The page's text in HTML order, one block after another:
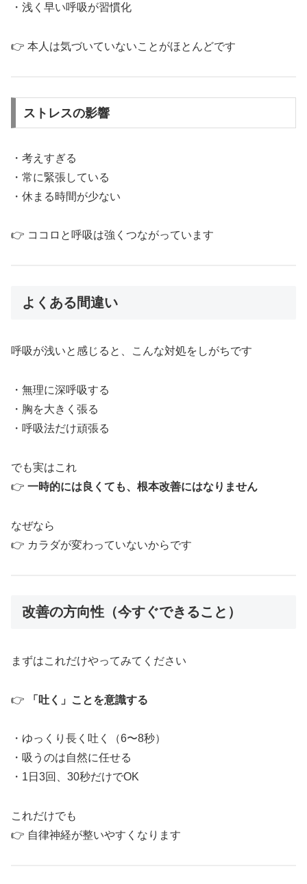
・浅く早い呼吸が習慣化
👉 本人は気づいていないことがほとんどです
ストレスの影響
・考えすぎる
・常に緊張している
・休まる時間が少ない
👉 ココロと呼吸は強くつながっています
よくある間違い
呼吸が浅いと感じると、こんな対処をしがちです
・無理に深呼吸する
・胸を大きく張る
・呼吸法だけ頑張る
でも実はこれ
👉 一時的には良くても、根本改善にはなりません
なぜなら
👉 カラダが変わっていないからです
改善の方向性（今すぐできること）
まずはこれだけやってみてください
👉 「吐く」ことを意識する
・ゆっくり長く吐く（6〜8秒）
・吸うのは自然に任せる
・1日3回、30秒だけでOK
これだけでも
👉 自律神経が整いやすくなります